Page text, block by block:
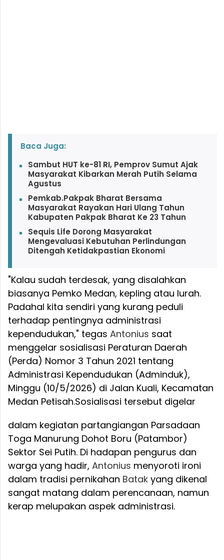
Baca Juga:
Sambut HUT ke-81 RI, Pemprov Sumut Ajak
Masyarakat Kibarkan Merah Putih Selama
Agustus
Pemkab.Pakpak Bharat Bersama
Masyarakat Rayakan Hari Ulang Tahun
Kabupaten Pakpak Bharat Ke 23 Tahun
Sequis Life Dorong Masyarakat
Mengevaluasi Kebutuhan Perlindungan
Ditengah Ketidakpastian Ekonomi
"Kalau sudah terdesak, yang disalahkan
biasanya Pemko Medan, kepling atau lurah.
Padahal kita sendiri yang kurang peduli
terhadap pentingnya administrasi
kependudukan," tegas Antonius saat
menggelar sosialisasi Peraturan Daerah
(Perda) Nomor 3 Tahun 2021 tentang
Administrasi Kependudukan (Adminduk),
Minggu (10/5/2026) di Jalan Kuali, Kecamatan
Medan Petisah.Sosialisasi tersebut digelar
dalam kegiatan partangiangan Parsadaan
Toga Manurung Dohot Boru (Patambor)
Sektor Sei Putih. Di hadapan pengurus dan
warga yang hadir, Antonius menyoroti ironi
dalam tradisi pernikahan Batak yang dikenal
sangat matang dalam perencanaan, namun
kerap melupakan aspek administrasi.